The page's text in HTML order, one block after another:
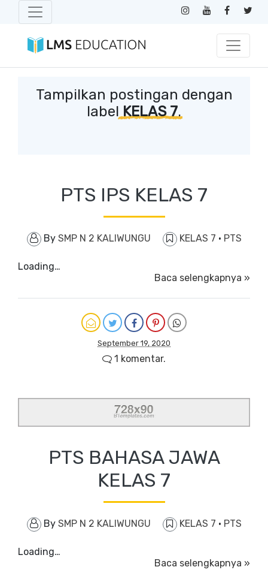
Tampilkan postingan dengan
labelKELAS 7.
PTS IPS KELAS 7
By SMP N 2 KALIWUNGU KELAS 7 · PTS
Loading…
Baca selengkapnya »
September 19, 2020
1 komentar.
PTS BAHASA JAWA
KELAS 7
By SMP N 2 KALIWUNGU KELAS 7 · PTS
Loading…
Baca selengkapnya »